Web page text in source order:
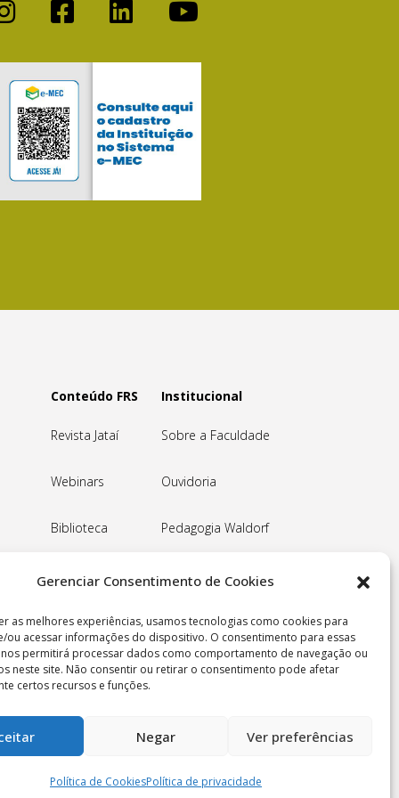
Gerenciar Consentimento de Cookies
as melhores experiências, usamos tecnologias como cookies para
ou acessar informações do dispositivo. O consentimento para essas
permitirá processar dados como comportamento de navegação ou
neste site. Não consentir ou retirar o consentimento pode afetar
certos recursos e funções.
Negar Ver preferências
Política de CookiesPolítica de privacidade
Conteúdo FRS
Revista Jataí
Webinars
Biblioteca
Institucional
Sobre a Faculdade
Ouvidoria
Pedagogia Waldorf
Associação Pedagógica
Nossa Sede